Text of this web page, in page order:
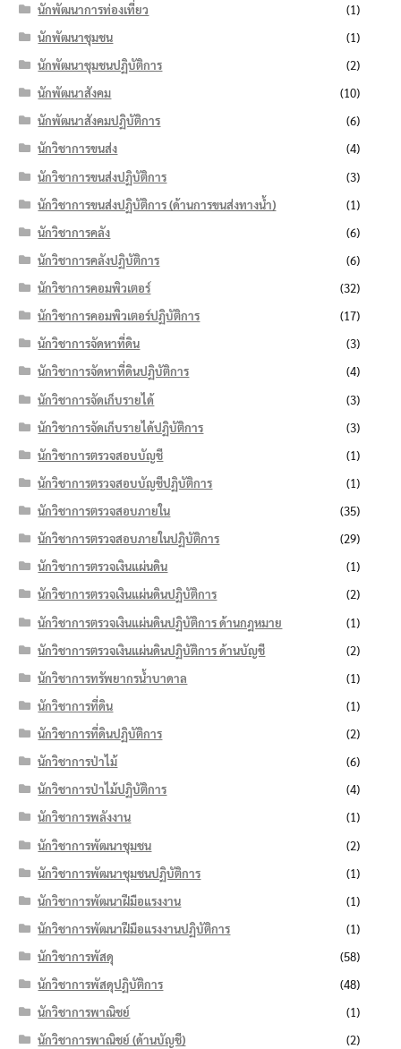
นักพัฒนาการท่องเที่ยว
(1)
นักพัฒนาชุมชน
(1)
นักพัฒนาชุมชนปฏิบัติการ
(2)
นักพัฒนาสังคม
(10)
นักพัฒนาสังคมปฏิบัติการ
(6)
นักวิชาการขนส่ง
(4)
นักวิชาการขนส่งปฏิบัติการ
(3)
นักวิชาการขนส่งปฏิบัติการ (ด้านการขนส่งทางน้ำ)
(1)
นักวิชาการคลัง
(6)
นักวิชาการคลังปฏิบัติการ
(6)
นักวิชาการคอมพิวเตอร์
(32)
นักวิชาการคอมพิวเตอร์ปฏิบัติการ
(17)
นักวิชาการจัดหาที่ดิน
(3)
นักวิชาการจัดหาที่ดินปฏิบัติการ
(4)
นักวิชาการจัดเก็บรายได้
(3)
นักวิชาการจัดเก็บรายได้ปฏิบัติการ
(3)
นักวิชาการตรวจสอบบัญชี
(1)
นักวิชาการตรวจสอบบัญชีปฏิบัติการ
(1)
นักวิชาการตรวจสอบภายใน
(35)
นักวิชาการตรวจสอบภายในปฏิบัติการ
(29)
นักวิชาการตรวจเงินแผ่นดิน
(1)
นักวิชาการตรวจเงินแผ่นดินปฏิบัติการ
(2)
นักวิชาการตรวจเงินแผ่นดินปฏิบัติการ ด้านกฎหมาย
(1)
นักวิชาการตรวจเงินแผ่นดินปฏิบัติการ ด้านบัญชี
(2)
นักวิชาการทรัพยากรน้ำบาดาล
(1)
นักวิชาการที่ดิน
(1)
นักวิชาการที่ดินปฏิบัติการ
(2)
นักวิชาการป่าไม้
(6)
นักวิชาการป่าไม้ปฏิบัติการ
(4)
นักวิชาการพลังงาน
(1)
นักวิชาการพัฒนาชุมชน
(2)
นักวิชาการพัฒนาชุมชนปฏิบัติการ
(1)
นักวิชาการพัฒนาฝีมือแรงงาน
(1)
นักวิชาการพัฒนาฝีมือแรงงานปฏิบัติการ
(1)
นักวิชาการพัสดุ
(58)
นักวิชาการพัสดุปฏิบัติการ
(48)
นักวิชาการพาณิชย์
(1)
นักวิชาการพาณิชย์ (ด้านบัญชี)
(2)